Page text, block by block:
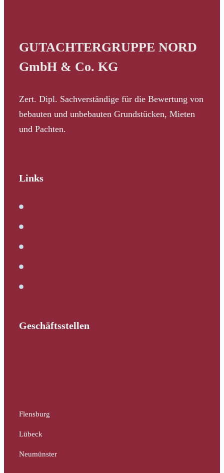
GUTACHTERGRUPPE NORD
GmbH & Co. KG
Zert. Dipl. Sachverständige für die Bewertung von
bebauten und unbebauten Grundstücken, Mieten
und Pachten.
Links
Geschäftsstellen
Flensburg
Lübeck
Neumünster